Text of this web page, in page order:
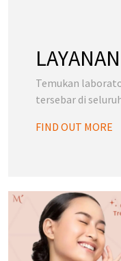
Temukan
tersebar di
FIND OUT MORE